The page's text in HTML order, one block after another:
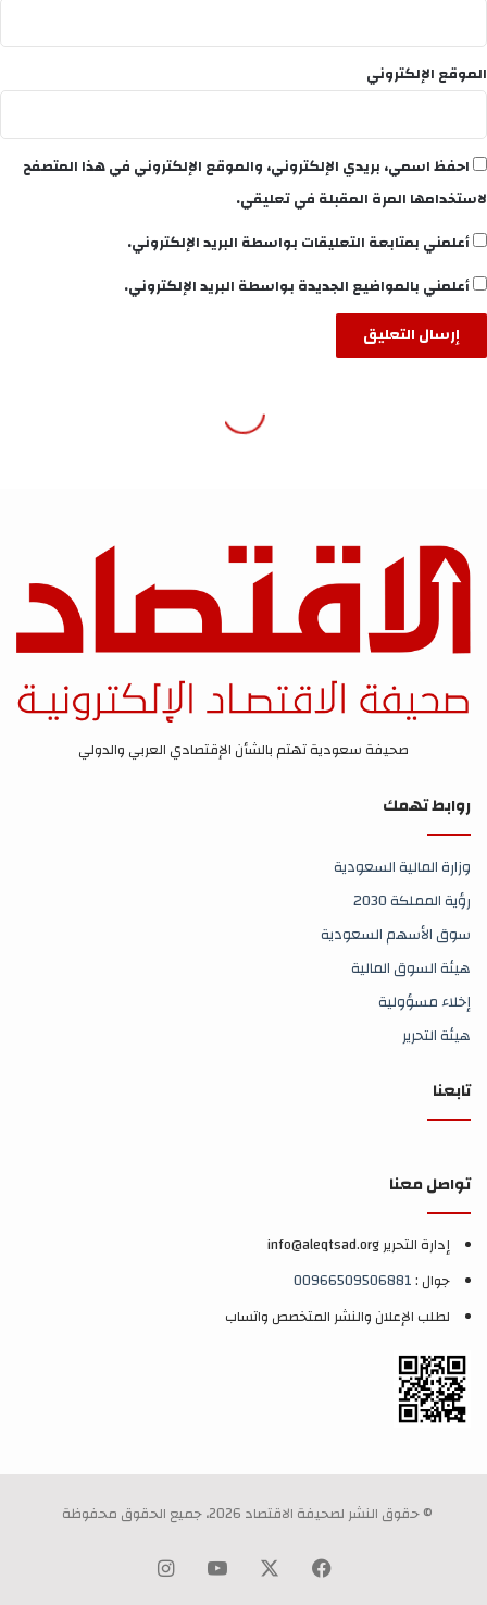
صحيفة سعودية تهتم بالشأن الإقتصادي العربي والدولي
روابط تهمك
وزارة المالية السعودية
رؤية المملكة 2030
سوق الأسهم السعودية
هيئة السوق المالية
إخلاء مسؤولية
هيئة التحرير
تابعنا
تواصل معنا
إدارة التحرير info@aleqtsad.org
جوال :00966509506881
لطلب الإعلان والنشر المتخصص واتساب
© حقوق النشر لصحيفة الاقتصاد 2026، جميع الحقوق محفوظة
فيسبوك ‫YouTube